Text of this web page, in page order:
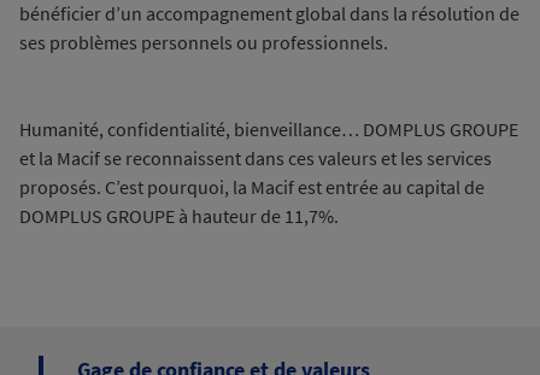
bénéficier d’un accompagnement global dans la résolution de
ses problèmes personnels ou professionnels.
Humanité, confidentialité, bienveillance… DOMPLUS GROUPE
et la Macif se reconnaissent dans ces valeurs et les services
proposés. C’est pourquoi, la Macif est entrée au capital de
DOMPLUS GROUPE à hauteur de 11,7%.